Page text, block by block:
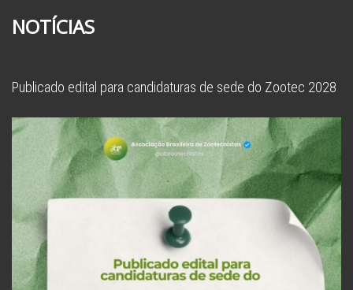
NOTÍCIAS
Publicado edital para candidaturas de sede do Zootec 2028